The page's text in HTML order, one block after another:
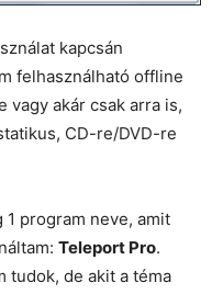
kapcsán
felhasználható offline
vagy akár csak arra is,
CD-re/DVD-re
program neve, amit
Teleport Pro.
tudok, de akit a téma